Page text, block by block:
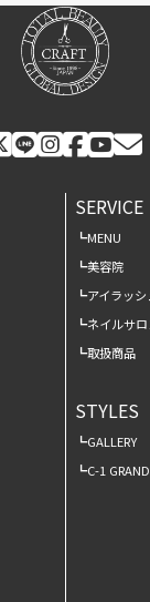
SERVICE
MENU
美容院
アイラッシ
ネイルサ
取扱商品
STYLES
GALLERY
C-1